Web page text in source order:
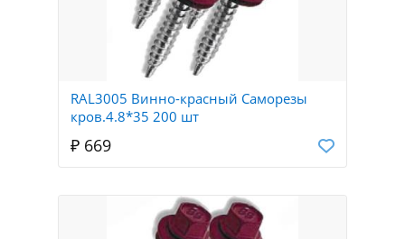
RAL3005 Винно-красный Саморезы
кров.4.8*35 200 шт
₽ 669